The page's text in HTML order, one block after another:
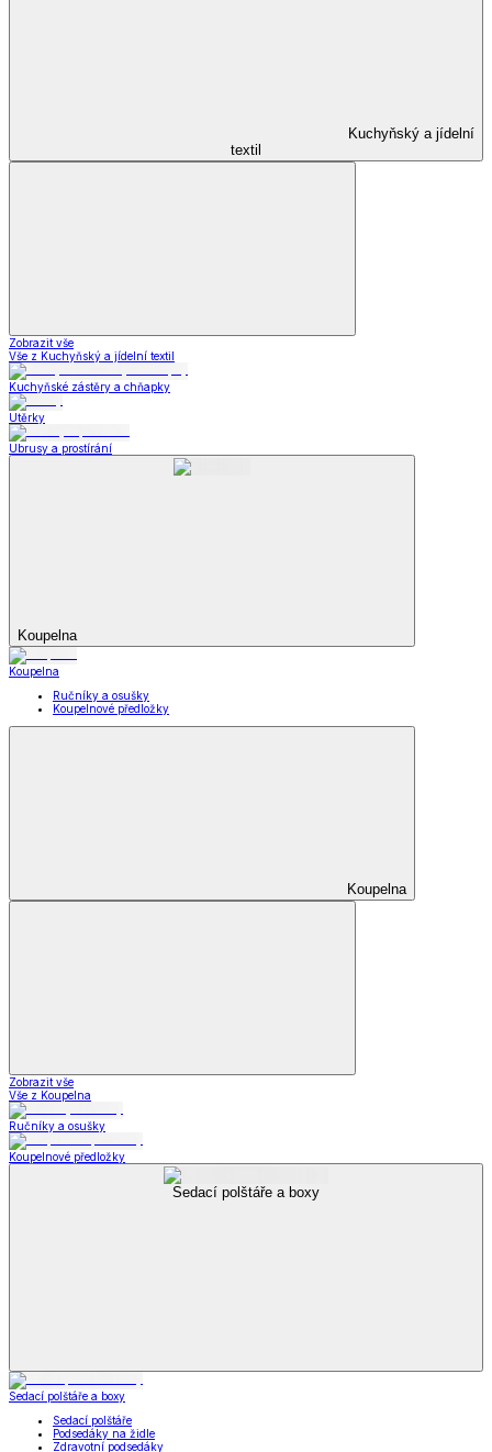
Kuchyňský a jídelní
textil
Zobrazit vše
Vše z Kuchyňský a jídelní textil
Kuchyňské zástěry a chňapky
Utěrky
Ubrusy a prostírání
Koupelna
Koupelna
Ručníky a osušky
Koupelnové předložky
Koupelna
Zobrazit vše
Vše z Koupelna
Ručníky a osušky
Koupelnové předložky
Sedací polštáře a boxy
Sedací polštáře a boxy
Sedací polštáře
Podsedáky na židle
Zdravotní podsedáky